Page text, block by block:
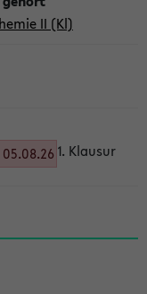
II (Kl)
1. Klausur